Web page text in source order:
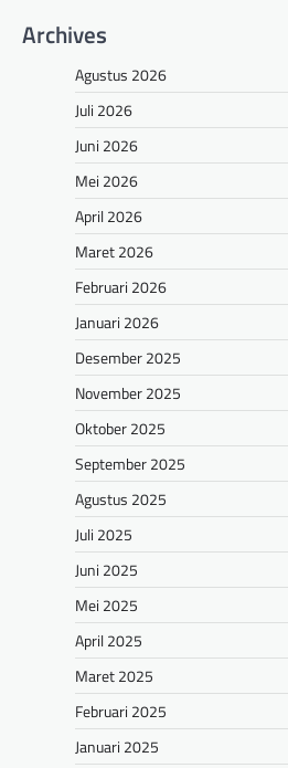
Archives
Agustus 2026
Juli 2026
Juni 2026
Mei 2026
April 2026
Maret 2026
Februari 2026
Januari 2026
Desember 2025
November 2025
Oktober 2025
September 2025
Agustus 2025
Juli 2025
Juni 2025
Mei 2025
April 2025
Maret 2025
Februari 2025
Januari 2025